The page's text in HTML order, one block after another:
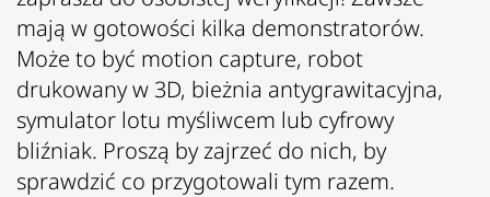
mają w gotowości kilka demonstratorów.
Może to być motion capture, robot
drukowany w 3D, bieżnia antygrawitacyjna,
symulator lotu myśliwcem lub cyfrowy
bliźniak. Proszą by zajrzeć do nich, by
sprawdzić co przygotowali tym razem.